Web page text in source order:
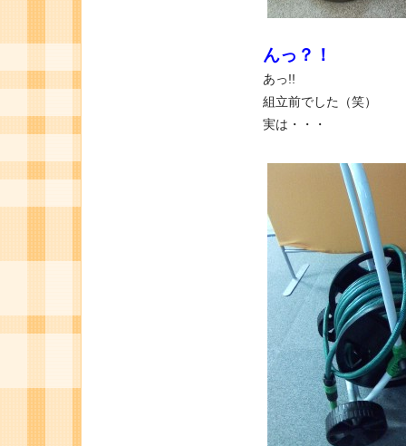
んっ？！
あっ!!
組立前でした（笑）
実は・・・